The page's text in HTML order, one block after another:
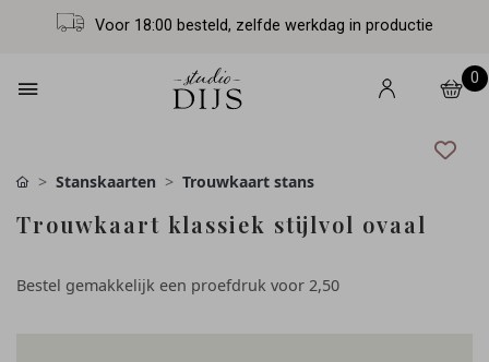
Voor 18:00 besteld, zelfde werkdag in productie
0
Stanskaarten Trouwkaart stans
Trouwkaart klassiek stijlvol ovaal
Bestel gemakkelijk een proefdruk voor 2,50